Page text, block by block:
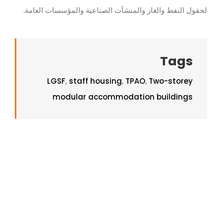
لحقول النفط والغاز والمنشآت الصناعية والمؤسسات العامة.
Tags
LGSF, staff housing, TPAO, Two-storey
modular accommodation buildings